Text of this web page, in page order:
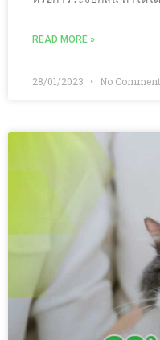
READ MORE »
28/01/2023 No